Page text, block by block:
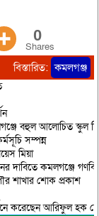
0
Shares
বিস্তারিত: কমলগঞ্জ
বহুল আলোচিত স্কুল
সম্পন্ন
মিয়া
দাবিতে কমলগঞ্জে
শাখার শোক প্রকাশ
করেছেন আরিফুল হক